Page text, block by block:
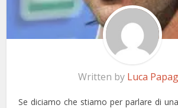
Written by Luca
Se diciamo che stiamo per parlare di